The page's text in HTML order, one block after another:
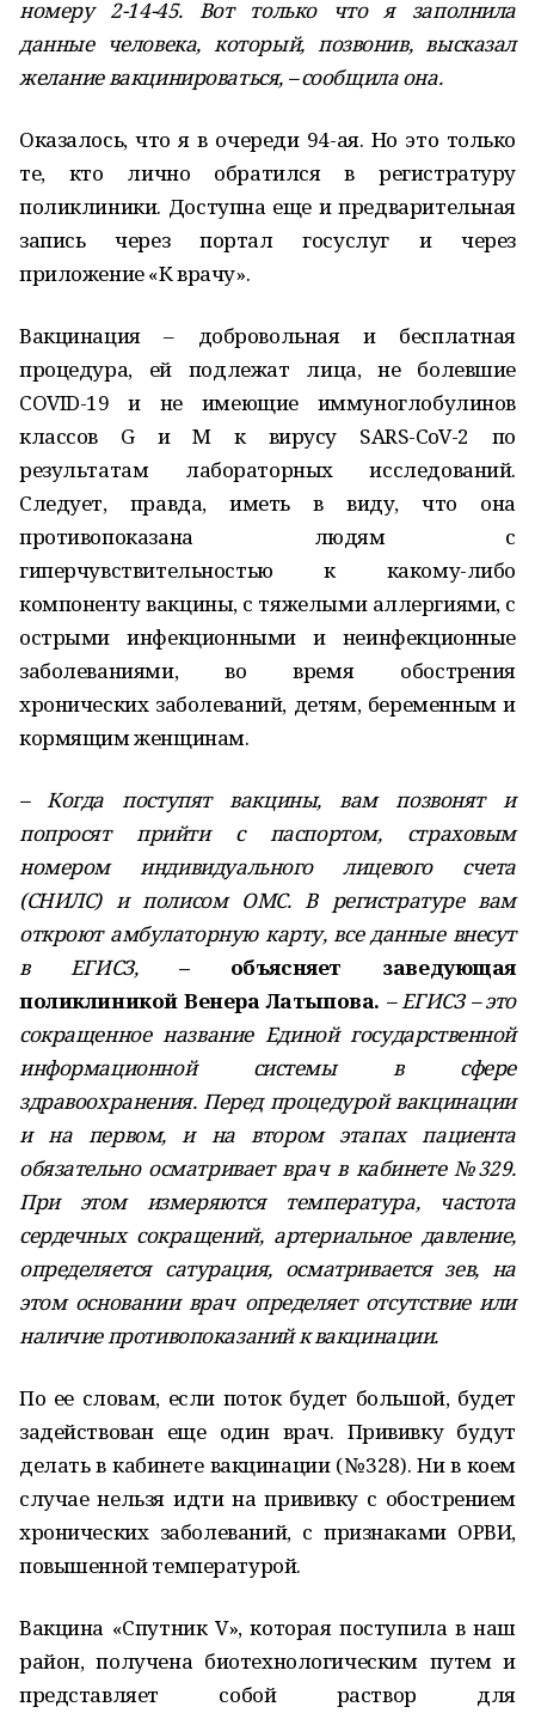
номеру 2-14-45. Вот только что я заполнила
данные человека, который, позвонив, высказал
желание вакцинироваться, – сообщила она.
Оказалось, что я в очереди 94-ая. Но это только
те, кто лично обратился в регистратуру
поликлиники. Доступна еще и предварительная
запись через портал госуслуг и через
приложение «К врачу».
Вакцинация – добровольная и бесплатная
процедура, ей подлежат лица, не болевшие
COVID-19 и не имеющие иммуноглобулинов
классов G и М к вирусу SARS-CoV-2 по
результатам лабораторных исследований.
Следует, правда, иметь в виду, что она
противопоказана людям с
гиперчувствительностью к какому-либо
компоненту вакцины, с тяжелыми аллергиями, с
острыми инфекционными и неинфекционные
заболеваниями, во время обострения
хронических заболеваний, детям, беременным и
кормящим женщинам.
– Когда поступят вакцины, вам позвонят и
попросят прийти с паспортом, страховым
номером индивидуального лицевого счета
(СНИЛС) и полисом ОМС. В регистратуре вам
откроют амбулаторную карту, все данные внесут
в ЕГИСЗ, – объясняет заведующая
поликлиникой Венера Латыпова. – ЕГИСЗ – это
сокращенное название Единой государственной
информационной системы в сфере
здравоохранения. Перед процедурой вакцинации
и на первом, и на втором этапах пациента
обязательно осматривает врач в кабинете №329.
При этом измеряются температура, частота
сердечных сокращений, артериальное давление,
определяется сатурация, осматривается зев, на
этом основании врач определяет отсутствие или
наличие противопоказаний к вакцинации.
По ее словам, если поток будет большой, будет
задействован еще один врач. Прививку будут
делать в кабинете вакцинации (№328). Ни в коем
случае нельзя идти на прививку с обострением
хронических заболеваний, с признаками ОРВИ,
повышенной температурой.
Вакцина «Спутник V», которая поступила в наш
район, получена биотехнологическим путем и
представляет собой раствор для